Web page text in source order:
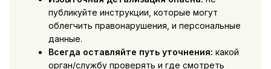
публикуйте инструкции, которые могут
облегчить правонарушения, и персональные
данные.
Всегда оставляйте путь уточнения: какой
орган/службу проверять и где смотреть